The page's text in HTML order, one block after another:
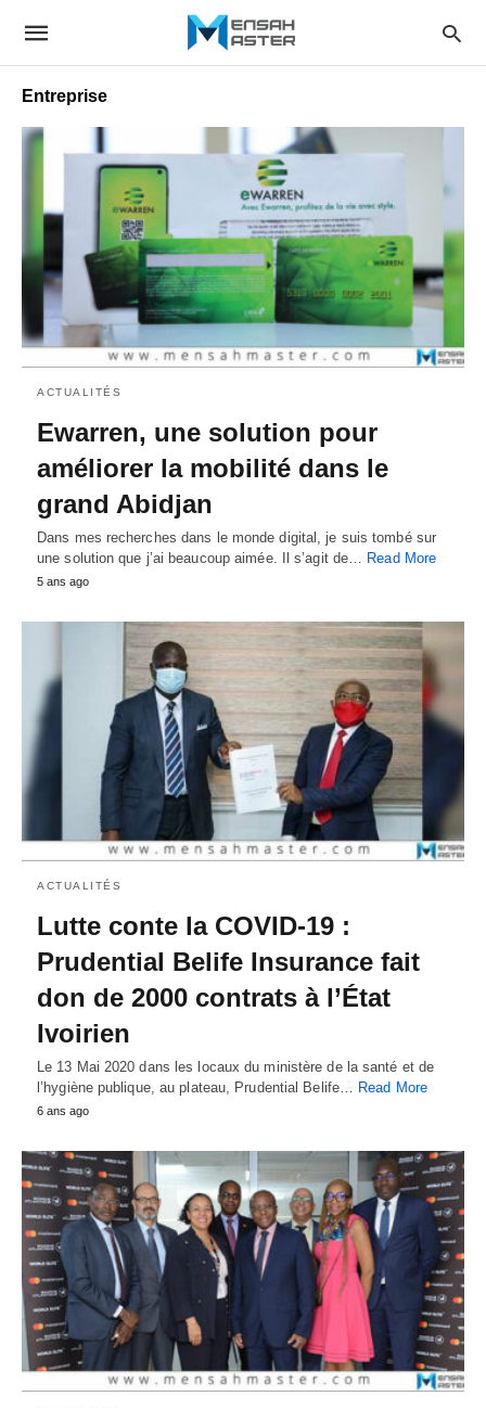
Entreprise
ACTUALITÉS
Ewarren, une solution pour
améliorer la mobilité dans le
grand Abidjan
Dans mes recherches dans le monde digital, je suis tombé sur
une solution que j’ai beaucoup aimée. Il s’agit de… Read More
5 ans ago
ACTUALITÉS
Lutte conte la COVID-19 :
Prudential Belife Insurance fait
don de 2000 contrats à l’État
Ivoirien
Le 13 Mai 2020 dans les locaux du ministère de la santé et de
l’hygiène publique, au plateau, Prudential Belife… Read More
6 ans ago